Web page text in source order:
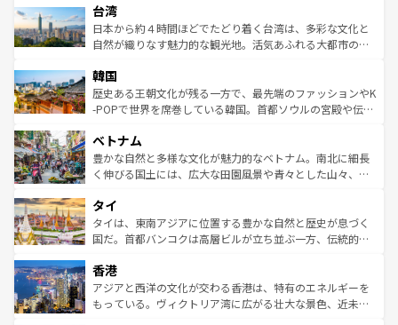
ならではの贅沢な旅のスタイルだ。 なお、新着のアメリカ
情報はコンテンツ一覧を参照してほしい。
れるおもてなしの心で訪れる人々を迎えてくれるハワイの
人々、おいしいローカルフードやハワイアンミュージッ
ク、伝統的なフラダンスなど、すべてがハワイの魅力を彩
ワイを、存分に味わってほしい。 なお、新着のハワイ情報
はコンテンツ一覧を参照してほしい。
リアリーフや大陸中央部にそびえるウルル（エアーズロッ
ク）、タスマニアの美しい原生林やケアンズの熱帯雨林な
ど、見どころがたくさん。また、カフェやワイン、オージ
いる。アクティビティも充実しており、サーフィンやダイ
ビング、ハイキングなど、アウトドア好きにはたまらな
い。オーストラリアの多彩な魅力を存分に味わいつくそ
参照してほしい。
台湾
日本から約４時間ほどでたどり着く台湾は、多彩な文化と
自然が織りなす魅力的な観光地。活気あふれる大都市の台
ン）、静ひつな山岳地帯である台湾東部など、都市の喧騒
と山間の静けさが共存しており、訪れる人に新しい発見と
驚きをもたらしてくれる。また、奥深い台湾の食文化も魅
容にもいいと評判のスイーツなど、バラエティ豊かな料理
が味わえる。 なお、新着の台湾情報は コンテンツ一覧を参
照してほしい。
韓国
歴史ある王朝文化が残る一方で、最先端のファッションやK
-POPで世界を席巻している韓国。首都ソウルの宮殿や伝統
き、地方に足を延ばせば四季折々の自然美を楽しむことが
できる。そして、キムチや焼肉、絶品のストリートフード
まで、さまざまな韓国料理が待っている。夜には、韓国な
リティに包まれながら、韓国の多彩な魅力を心ゆくまで味
わってみてほしい。 なお、新着の韓国情報はコンテンツ一
覧を参照してほしい。
ベトナム
豊かな自然と多様な文化が魅力的なベトナム。南北に細長
く伸びる国土には、広大な田園風景や青々とした山々、世
急速な発展と共に伝統が息づく。ハノイの古い町並みやホ
ーチミン市のフランス統治時代の建物も、独特の雰囲気を
醸し出している。また、バラエティの豊かさとおいしさで
とつ。フォーやバインミー、ベトナムコーヒーなどは、ぜ
ひ現地で味わいたい。どの地域を訪れてもあたたかい人々
が旅行者を迎えてくれるので、きっと忘れられない旅にな
タイ
タイは、東南アジアに位置する豊かな自然と歴史が息づく
国だ。首都バンコクは高層ビルが立ち並ぶ一方、伝統的な
の活気が交差している。北部ではチェンマイなどの山岳地
帯で自然と触れ合い、南部ではプーケットやクラビの美し
いビーチでリゾート気分を楽しむことができる。タイ料理
香港
アジアと西洋の文化が交わる香港は、特有のエネルギーを
もっている。ヴィクトリア湾に広がる壮大な景色、近未来